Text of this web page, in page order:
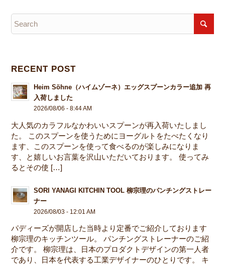
RECENT POST
Heim Söhne（ハイムゾーネ）エッグスプーンカラー追加 再
入荷しました
2026/08/06 - 8:44 AM
大人気のカラフルなかわいいスプーンが再入荷いたしまし
た。 このスプーンを使うためにヨーグルトをたべたくなり
ます、このスプーンを使って食べるのが楽しみになりま
す、と嬉しいお言葉を沢山いただいております。 使ってみ
るとその使 […]
SORI YANAGI KITCHIN TOOL 柳宗理のパンチングストレー
ナー
2026/08/03 - 12:01 AM
パディーズが開店した当時より定番でご紹介しております
柳宗理のキッチンツール。 パンチングストレーナーのご紹
介です。 柳宗理は、日本のプロダクトデザインの第一人者
であり、日本を代表する工業デザイナーのひとりです。 キ